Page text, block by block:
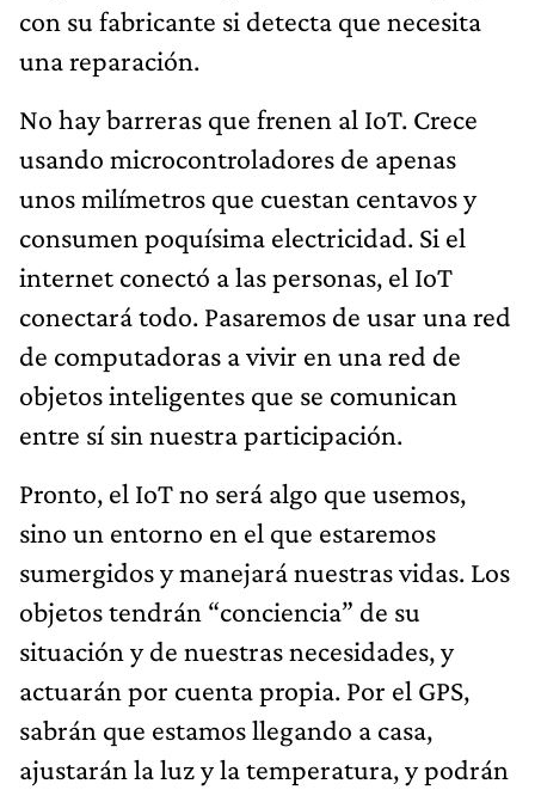
con su fabricante si detecta que necesita
una reparación.
No hay barreras que frenen al IoT. Crece
usando microcontroladores de apenas
unos milímetros que cuestan centavos y
consumen poquísima electricidad. Si el
internet conectó a las personas, el IoT
conectará todo. Pasaremos de usar una red
de computadoras a vivir en una red de
objetos inteligentes que se comunican
entre sí sin nuestra participación.
Pronto, el IoT no será algo que usemos,
sino un entorno en el que estaremos
sumergidos y manejará nuestras vidas. Los
objetos tendrán “conciencia” de su
situación y de nuestras necesidades, y
actuarán por cuenta propia. Por el GPS,
sabrán que estamos llegando a casa,
ajustarán la luz y la temperatura, y podrán